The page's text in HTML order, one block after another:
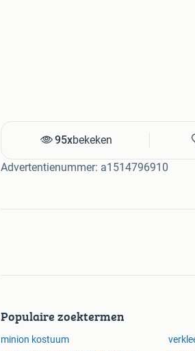
95xbekeken
Advertentienummer: a1514796910
Populaire zoektermen
minion kostuum